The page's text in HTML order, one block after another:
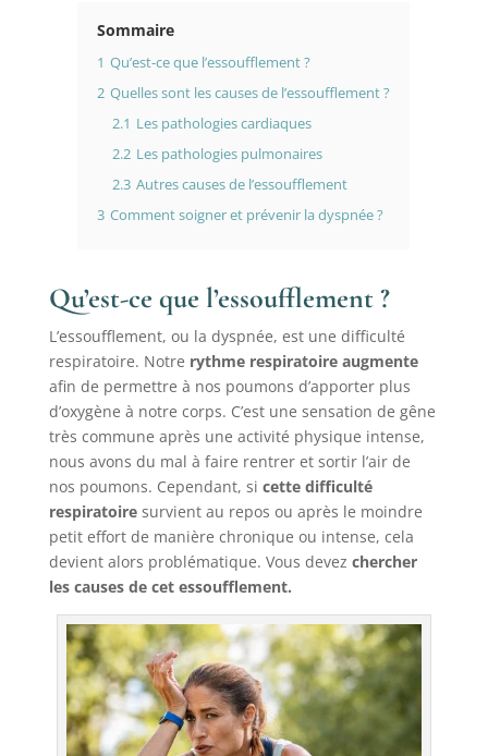
Sommaire
1 Qu’est-ce que l’essoufflement ?
2 Quelles sont les causes de l’essoufflement ?
2.1 Les pathologies cardiaques
2.2 Les pathologies pulmonaires
2.3 Autres causes de l’essoufflement
3 Comment soigner et prévenir la dyspnée ?
Qu’est-ce que l’essoufflement ?
L’essoufflement, ou la dyspnée, est une difficulté
respiratoire. Notre rythme respiratoire augmente
afin de permettre à nos poumons d’apporter plus
d’oxygène à notre corps. C’est une sensation de gêne
très commune après une activité physique intense,
nous avons du mal à faire rentrer et sortir l’air de
nos poumons. Cependant, si cette difficulté
respiratoiresurvient au repos ou après le moindre
petit effort de manière chronique ou intense, cela
devient alors problématique. Vous devez chercher
les causes de cet essoufflement.